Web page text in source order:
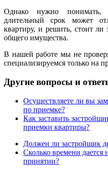
Однако нужно понимать,
длительный срок может
квартиру, и решить, стоит ли
общего имущества.
В нашей работе мы не
специализируемся только на
Другие вопросы и
Осуществляете ли вы
по приемке?
Как заставить
приемки квартиры?
Должен ли застройщик
Сколько времени дается
принятии?